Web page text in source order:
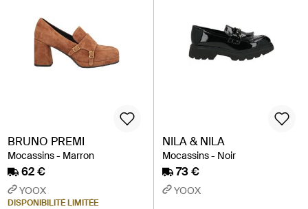
BRUNO PREMI
Mocassins - Marron
62 €
YOOX
DISPONIBILITÉ LIMITÉE
NILA & NILA
Mocassins - Noir
73 €
YOOX